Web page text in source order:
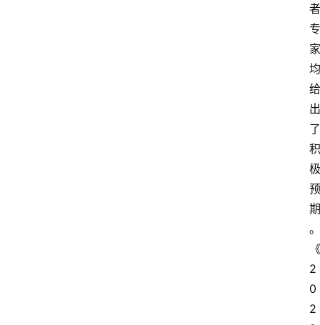
者
专
家
均
给
出
了
积
极
预
期
。
《
2
0
2